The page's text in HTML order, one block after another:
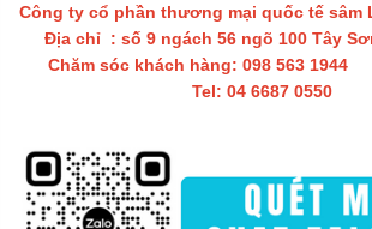
Công ty cổ phần thương mại quốc tế sâm
Địa chỉ : số 9 ngách 56 ngõ 100 Tây
Chăm sóc khách hàng: 098 563 1944
Tel: 04 6687 0550